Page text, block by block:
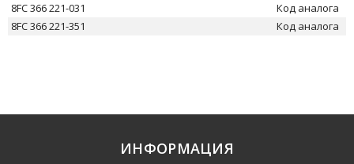
8FC 366 221-031
Код аналога
8FC 366 221-351
Код аналога
ИНФОРМАЦИЯ